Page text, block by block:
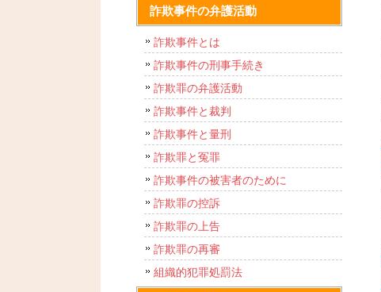
詐欺事件の弁護活動
詐欺事件とは
詐欺事件の刑事手続き
詐欺罪の弁護活動
詐欺事件と裁判
詐欺事件と量刑
詐欺罪と冤罪
詐欺事件の被害者のために
詐欺罪の控訴
詐欺罪の上告
詐欺罪の再審
組織的犯罪処罰法